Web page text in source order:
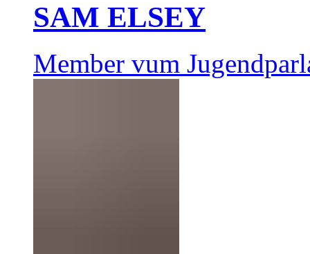
SAM ELSEY
Member vum